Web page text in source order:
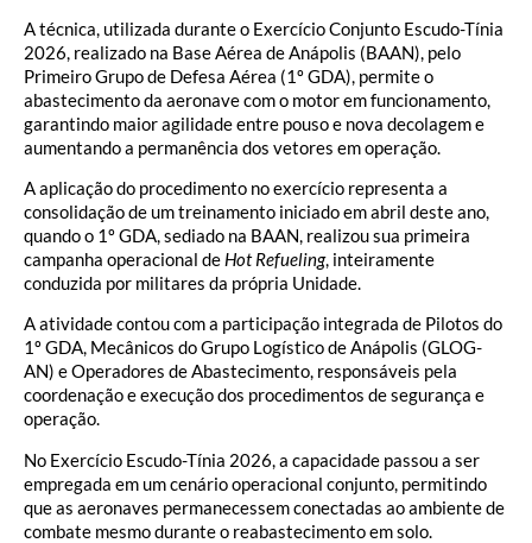
A técnica, utilizada durante o Exercício Conjunto Escudo-Tínia
2026, realizado na Base Aérea de Anápolis (BAAN), pelo
Primeiro Grupo de Defesa Aérea (1º GDA), permite o
abastecimento da aeronave com o motor em funcionamento,
garantindo maior agilidade entre pouso e nova decolagem e
aumentando a permanência dos vetores em operação.
A aplicação do procedimento no exercício representa a
consolidação de um treinamento iniciado em abril deste ano,
quando o 1º GDA, sediado na BAAN, realizou sua primeira
campanha operacional de Hot Refueling, inteiramente
conduzida por militares da própria Unidade.
A atividade contou com a participação integrada de Pilotos do
1º GDA, Mecânicos do Grupo Logístico de Anápolis (GLOG-
AN) e Operadores de Abastecimento, responsáveis pela
coordenação e execução dos procedimentos de segurança e
operação.
No Exercício Escudo-Tínia 2026, a capacidade passou a ser
empregada em um cenário operacional conjunto, permitindo
que as aeronaves permanecessem conectadas ao ambiente de
combate mesmo durante o reabastecimento em solo.